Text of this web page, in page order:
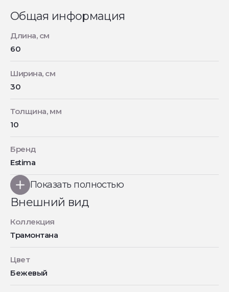
Общая информация
Длина, см
60
Ширина, см
30
Толщина, мм
10
Бренд
Estima
Показать полностью
Внешний вид
Коллекция
Трамонтана
Цвет
Бежевый